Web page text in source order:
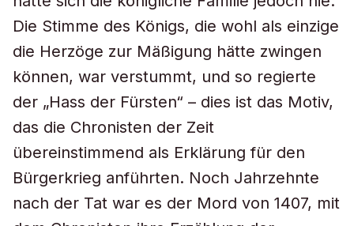
Die Stimme des Königs, die wohl als einzige
die Herzöge zur Mäßigung hätte zwingen
können, war verstummt, und so regierte
der „Hass der Fürsten“ – dies ist das Motiv,
das die Chronisten der Zeit
übereinstimmend als Erklärung für den
Bürgerkrieg anführten. Noch Jahrzehnte
nach der Tat war es der Mord von 1407, mit